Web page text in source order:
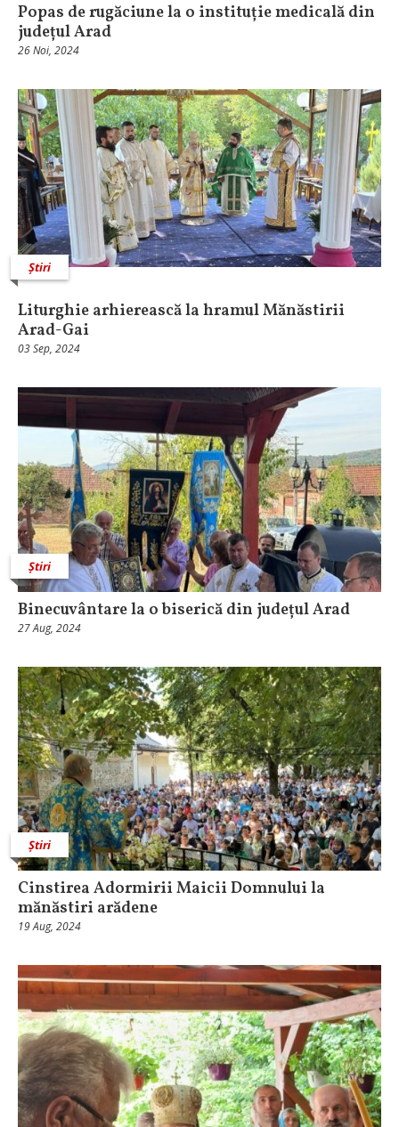
Popas de rugăciune la o instituție medicală din
județul Arad
26 Noi, 2024
Știri
Liturghie arhierească la hramul Mănăstirii
Arad-Gai
03 Sep, 2024
Știri
Binecuvântare la o biserică din județul Arad
27 Aug, 2024
Știri
Cinstirea Adormirii Maicii Domnului la
mănăstiri arădene
19 Aug, 2024